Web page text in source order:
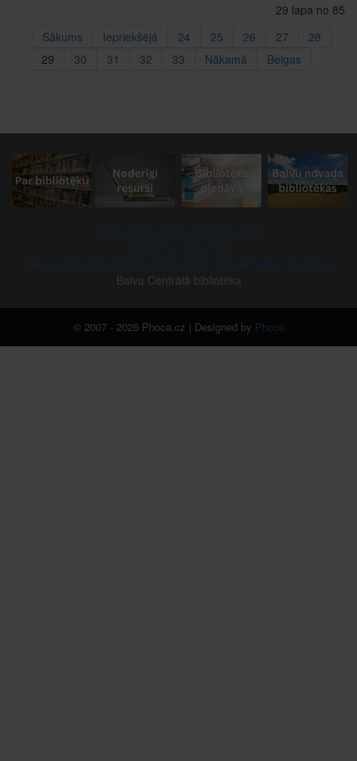
29 lapa no 85
Sākums
Iepriekšējā 24 25 26 27
28
29
30 31 32 33 Nākamā Beigas
Balvu Centrālā bibliotēka
© 2007 - 2026 Phoca.cz | Designed by Phoca